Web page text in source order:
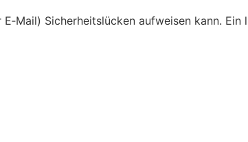
Sicher­heits­lü­cken aufweisen kann.